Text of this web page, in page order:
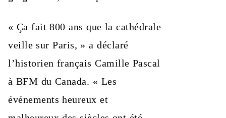
« Ça fait 800 ans que la cathédrale
veille sur Paris, » a déclaré
l’historien français Camille Pascal
à BFM du Canada. « Les
événements heureux et